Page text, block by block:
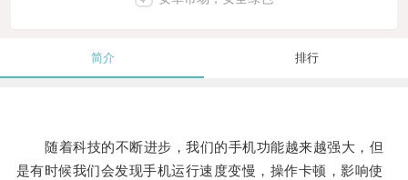
简介 排行
随着科技的不断进步，我们的手机功能越来越强大，但
是有时候我们会发现手机运行速度变慢，操作卡顿，影响使